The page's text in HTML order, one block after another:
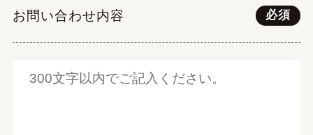
お問い合わせ内容 必須